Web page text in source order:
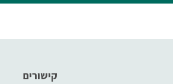
קישורים